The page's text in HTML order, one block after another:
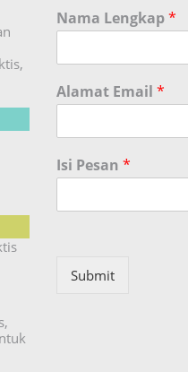
Nama Lengkap*
Alamat Email *
Isi Pesan *
Submit